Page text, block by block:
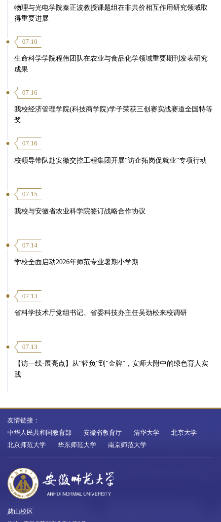
物理与光电学院秦正波教授课题组在非共价相互作用研究领域取
得重要进展
07.10
生命科学学院程伟团队在农业与食品化学领域重要期刊发表研究
成果
07.16
我校经济管理学院(科技商学院)学子荣获三创赛实战赛道全国特等
奖
07.16
校领导带队赴安徽交控工程集团开展“访企拓岗促就业”专项行动
07.15
我校与安徽省农业科学院签订战略合作协议
07.14
学校全面启动2026年师范专业暑期小学期
07.13
省科学技术厅党组书记、省委科技办主任吴劲松来校调研
07.13
【访一线·展亮点】从“轻负”到“金牌”，安师大附中的绿色育人实
践
友情链接：
中华人民共和国教育部
安徽省教育厅 清华大学
北京大学
北京师范大学
华东师范大学 南京师范大学
赭山校区